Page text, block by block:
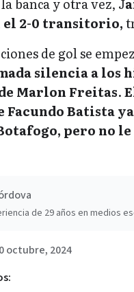
banca y otra vez, J
el 2-0 transitorio,
de gol se
silencia a los
Marlon Freitas.
Batista
pero no
de 29 años en medios
octubre, 2024